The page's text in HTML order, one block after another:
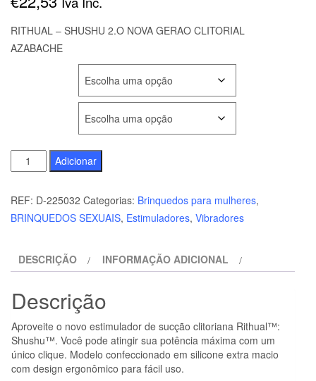
RITHUAL – SHUSHU 2.O NOVA GERAO CLITORIAL
AZABACHE
Quantidade
de
RITHUAL
-
NOVA
CLITORIAL
Adicionar
REF: D-225032 Categorias: Brinquedos para mulheres,
BRINQUEDOS SEXUAIS, Estimuladores, Vibradores
DESCRIÇÃO INFORMAÇÃO ADICIONAL
Descrição
Aproveite o novo estimulador de sucção clitoriana Rithual™:
Shushu™. Você pode atingir sua potência máxima com um
único clique. Modelo confeccionado em silicone extra macio
com design ergonômico para fácil uso.